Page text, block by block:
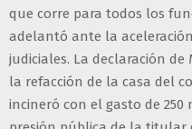
que corre para todos los
adelantó ante la
judiciales. La declaración
la refacción de la casa del
incineró con el gasto de